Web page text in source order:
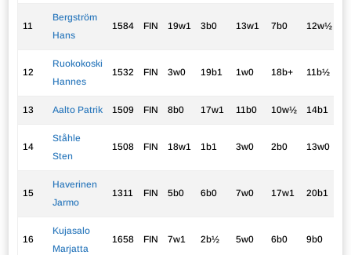
11
Bergström
Hans
1584 FIN 19w1 3b0 13w1 7b0 12w½
12
Ruokokoski
Hannes
1532 FIN 3w0 19b1 1w0 18b+ 11b½
13 Aalto Patrik 1509 FIN 8b0 17w1 11b0 10w½ 14b1
14
Ståhle
Sten
1508 FIN 18w1 1b1 3w0 2b0 13w0
15
Haverinen
Jarmo
1311 FIN 5b0 6b0 7w0 17w1 20b1
16
Kujasalo
Marjatta
1658 FIN 7w1 2b½ 5w0 6b0 9b0